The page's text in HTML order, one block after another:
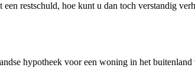
restschuld, hoe kunt u dan toch verstandig
hypotheek voor een woning in het